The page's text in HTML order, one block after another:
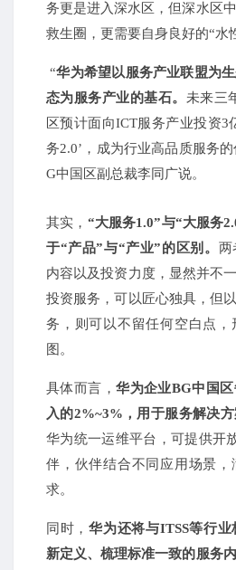
务更是进入深水区，但深水区
救生圈，更需要自身良好的“水
“华为希望以服务产业联盟为
态为服务产业的基石。 未来三
区预计面向ICT服务产业投资3
务2.0’，成为行业高品质服务
G中国区副总裁李同广说。
其实， “大服务1.0”与“大服务
于“产品”与“产业”的区别。 两
内容以及投资力度，显然并不
投资服务，可以匠心独具，但
务，则可以不留任何空白点
图。
具体而言，华为企业BG中国
入的2%~3%，用于服务解决方
华为统一运维平台，可提供开
伴，伙伴结合不同应用场景
求。
同时，华为还将与ITSS等行
新定义、梳理标准一致的服务